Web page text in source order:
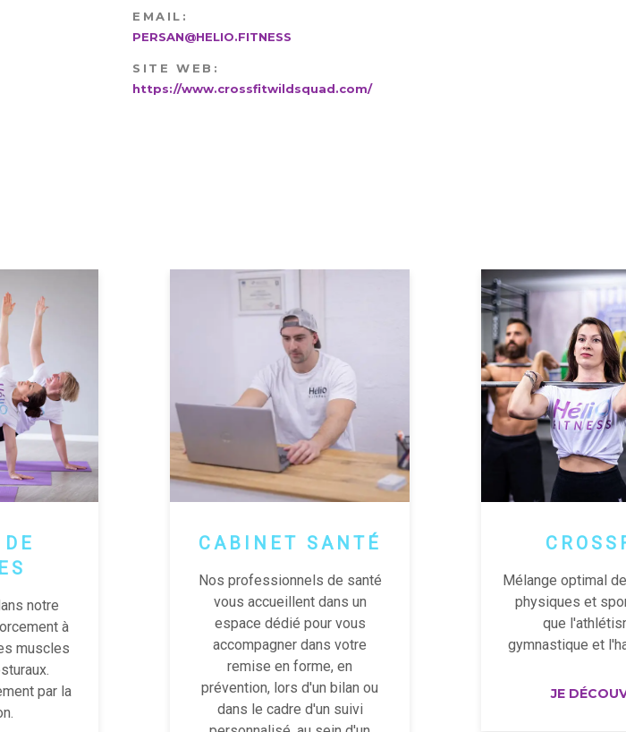
EMAIL :
PERSAN@HELIO.FITNESS
SITE WEB :
https://www.crossfitwildsquad.com/
notre
à
muscles
par la
CABINET SANTÉ
Nos professionnels de santé
vous accueillent dans un
espace dédié pour vous
accompagner dans votre
remise en forme, en
prévention, lors d'un bilan ou
dans le cadre d'un suivi
Mélange optimal
physiques et
que
gymnastique et
JE